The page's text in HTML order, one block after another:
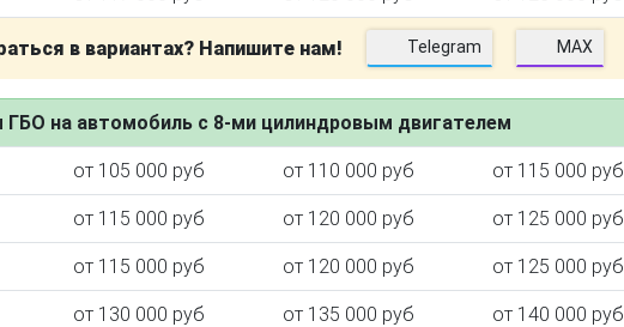
в вариантах? Напишите нам! Telegram MAX
на автомобиль с 8-ми цилиндровым двигателем
от 105 000 руб от 110 000 руб от 115 000 руб
от 115 000 руб от 120 000 руб от 125 000 руб
от 115 000 руб от 120 000 руб от 125 000 руб
от 130 000 руб от 135 000 руб от 140 000 руб